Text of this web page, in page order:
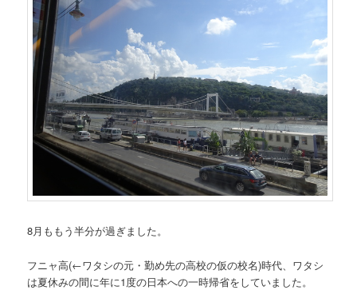
へ
移
動
8月ももう半分が過ぎました。
フニャ高(←ワタシの元・勤め先の高校の仮の校名)時代、ワタシ
は夏休みの間に年に1度の日本への一時帰省をしていました。